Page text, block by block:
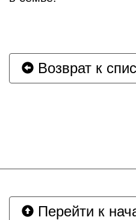
Возврат к
Перейти к